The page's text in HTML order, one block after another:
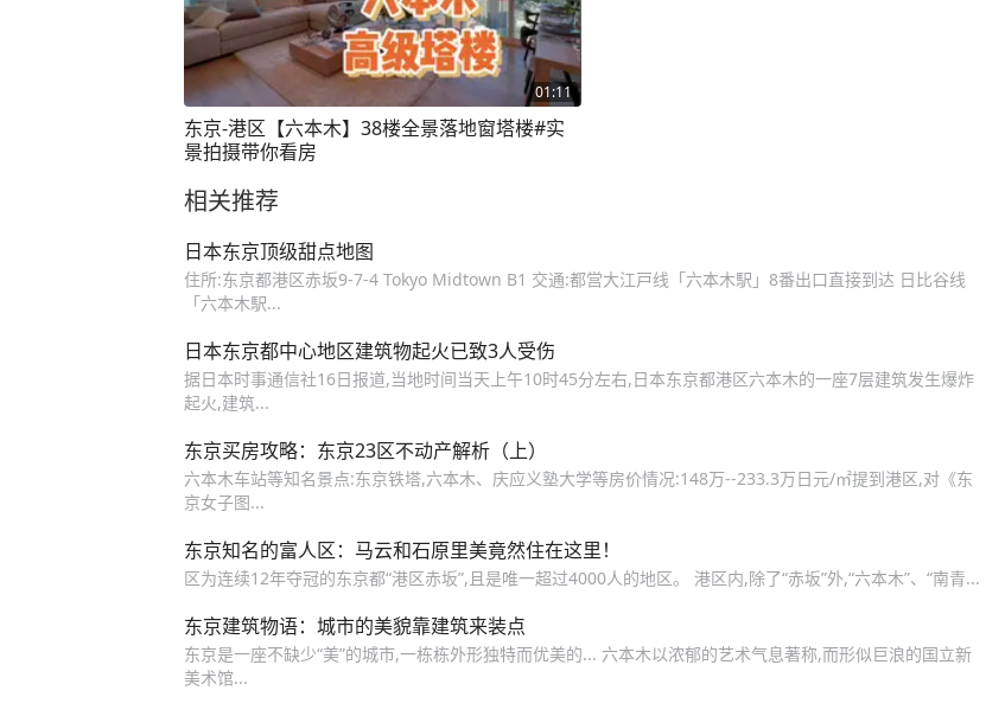
01:11
东京-港区【六本木】38楼全景落地窗塔楼#实
景拍摄带你看房
相关推荐
日本东京顶级甜点地图
住所:东京都港区赤坂9-7-4 Tokyo Midtown B1 交通:都営大江戸线「六本木駅」8番出口直接到达 日比谷线
「六本木駅...
日本东京都中心地区建筑物起火已致3人受伤
据日本时事通信社16日报道,当地时间当天上午10时45分左右,日本东京都港区六本木的一座7层建筑发生爆炸
起火,建筑...
东京买房攻略：东京23区不动产解析（上）
六本木车站等知名景点:东京铁塔,六本木、庆应义塾大学等房价情况:148万--233.3万日元/㎡提到港区,对《东
京女子图...
东京知名的富人区：马云和石原里美竟然住在这里！
区为连续12年夺冠的东京都“港区赤坂”,且是唯一超过4000人的地区。 港区内,除了“赤坂”外,“六本木”、“南青...
东京建筑物语：城市的美貌靠建筑来装点
东京是一座不缺少“美”的城市,一栋栋外形独特而优美的... 六本木以浓郁的艺术气息著称,而形似巨浪的国立新
美术馆...